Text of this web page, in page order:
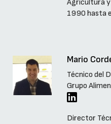
Agricultura y
1990 hasta
Mario
Técnico del
Grupo
Director